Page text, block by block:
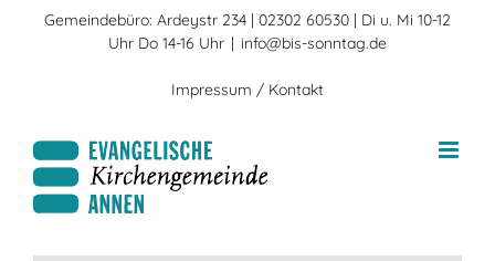
Gemeindebüro: Ardeystr 234 | 02302 60530 | Di u. Mi 10-12
Uhr Do 14-16 Uhr | info@bis-sonntag.de
Impressum / Kontakt